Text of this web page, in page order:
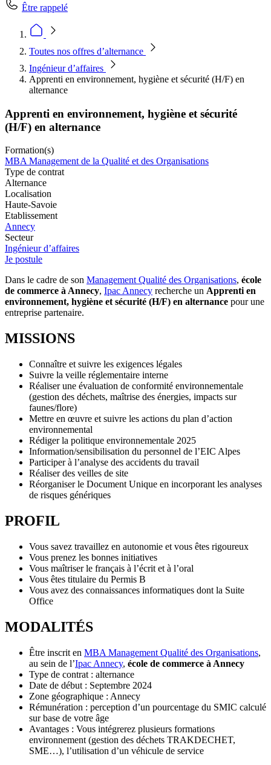
Être rappelé
Toutes nos offres d’alternance
Ingénieur d’affaires
Apprenti en environnement, hygiène et sécurité (H/F) en
alternance
Apprenti en environnement, hygiène et sécurité
(H/F) en alternance
Formation(s)
MBA Management de la Qualité et des Organisations
Type de contrat
Alternance
Localisation
Haute-Savoie
Etablissement
Annecy
Secteur
Ingénieur d’affaires
Je postule
Dans le cadre de son Management Qualité des Organisations, école
de commerce à Annecy, Ipac Annecy recherche un Apprenti en
environnement, hygiène et sécurité (H/F) en alternance pour une
entreprise partenaire.
MISSIONS
Connaître et suivre les exigences légales
Suivre la veille réglementaire interne
Réaliser une évaluation de conformité environnementale
(gestion des déchets, maîtrise des énergies, impacts sur
faunes/flore)
Mettre en œuvre et suivre les actions du plan d’action
environnemental
Rédiger la politique environnementale 2025
Information/sensibilisation du personnel de l’EIC Alpes
Participer à l’analyse des accidents du travail
Réaliser des veilles de site
Réorganiser le Document Unique en incorporant les analyses
de risques génériques
PROFIL
Vous savez travaillez en autonomie et vous êtes rigoureux
Vous prenez les bonnes initiatives
Vous maîtriser le français à l’écrit et à l’oral
Vous êtes titulaire du Permis B
Vous avez des connaissances informatiques dont la Suite
Office
MODALITÉS
Être inscrit en MBA Management Qualité des Organisations,
au sein de l’Ipac Annecy, école de commerce à Annecy
Type de contrat : alternance
Date de début : Septembre 2024
Zone géographique : Annecy
Rémunération : perception d’un pourcentage du SMIC calculé
sur base de votre âge
Avantages : Vous intégrerez plusieurs formations
environnement (gestion des déchets TRAKDECHET,
SME…), l’utilisation d’un véhicule de service